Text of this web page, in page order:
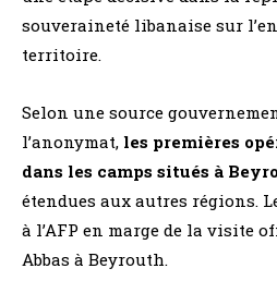
souveraineté libanaise sur
territoire.
Selon une source
l’anonymat, les premières
dans les camps situés à
étendues aux autres régions.
à l’AFP en marge de la visite
Abbas à Beyrouth.